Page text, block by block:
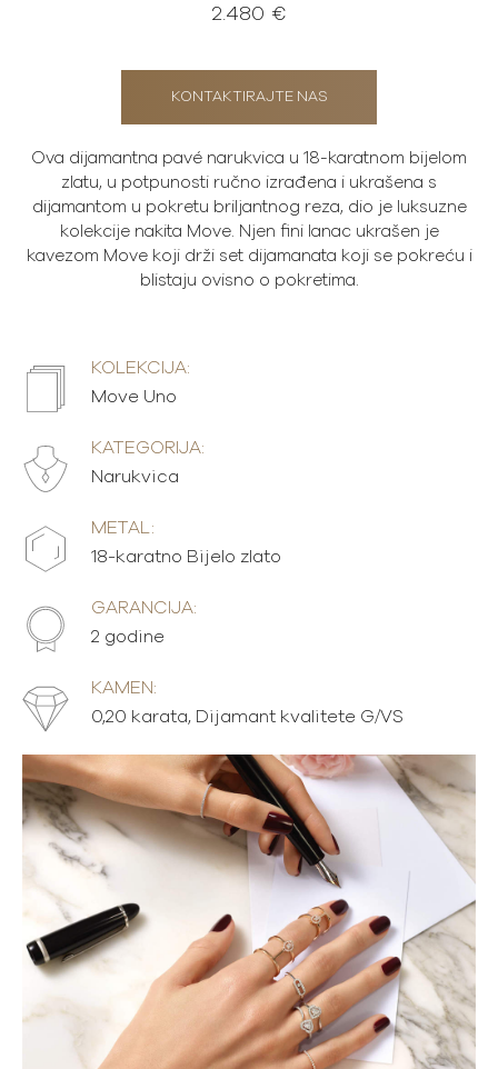
2.480 €
KONTAKTIRAJTE NAS
Ova dijamantna pavé narukvica u 18-karatnom bijelom
zlatu, u potpunosti ručno izrađena i ukrašena s
dijamantom u pokretu briljantnog reza, dio je luksuzne
kolekcije nakita Move. Njen fini lanac ukrašen je
kavezom Move koji drži set dijamanata koji se pokreću i
blistaju ovisno o pokretima.
KOLEKCIJA:
Move Uno
KATEGORIJA:
Narukvica
METAL:
18-karatno Bijelo zlato
GARANCIJA:
2 godine
KAMEN:
0,20 karata, Dijamant kvalitete G/VS